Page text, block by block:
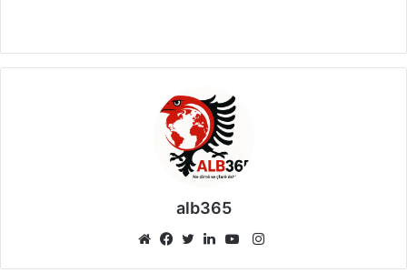
alb365
Instagram